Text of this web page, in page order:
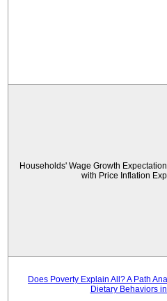
Households' Wage Growth
with Price Inflation
Does Poverty Explain All? A Path
Dietary Behaviors